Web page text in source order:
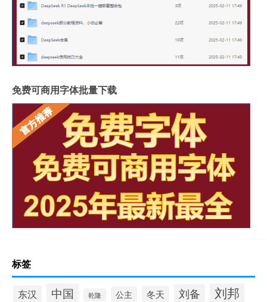
免费可商用字体批量下载
标签
东汉 中国 乾隆 公主 冬天 刘备 刘邦